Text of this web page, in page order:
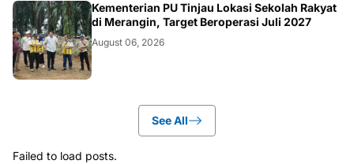
BANGKO
Kementerian PU Tinjau Lokasi Sekolah Rakyat
di Merangin, Target Beroperasi Juli 2027
August 06, 2026
See All
Failed to load posts.